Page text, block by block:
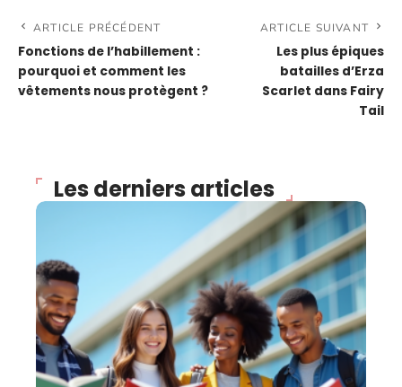
ARTICLE PRÉCÉDENT
Fonctions de l’habillement :
pourquoi et comment les
vêtements nous protègent ?
ARTICLE SUIVANT
Les plus épiques
batailles d’Erza
Scarlet dans Fairy
Tail
Les derniers articles